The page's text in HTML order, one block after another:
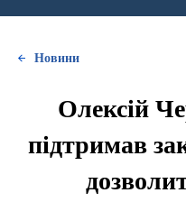
Новини
Олексій
підтримав